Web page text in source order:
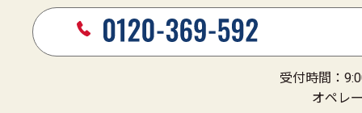
受付時間：
オペレ